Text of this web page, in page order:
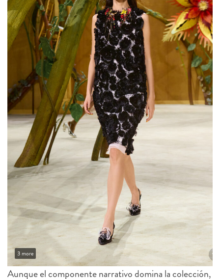
Aunque el componente narrativo domina la colección,